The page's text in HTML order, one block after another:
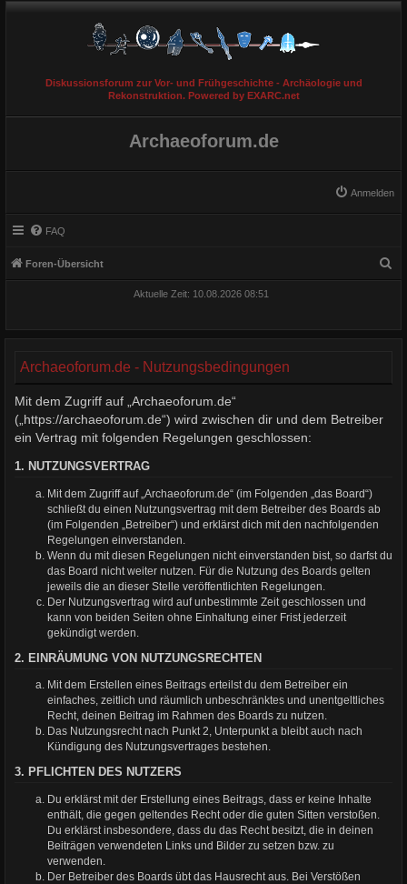
Diskussionsforum zur Vor- und Frühgeschichte - Archäologie und
Rekonstruktion. Powered by EXARC.net
Archaeoforum.de
Anmelden
FAQ
Foren-Übersicht
Aktuelle Zeit: 10.08.2026 08:51
Archaeoforum.de - Nutzungsbedingungen
Mit dem Zugriff auf „Archaeoforum.de“
(„https://archaeoforum.de“) wird zwischen dir und dem Betreiber
ein Vertrag mit folgenden Regelungen geschlossen:
1. NUTZUNGSVERTRAG
Mit dem Zugriff auf „Archaeoforum.de“ (im Folgenden „das Board“)
schließt du einen Nutzungsvertrag mit dem Betreiber des Boards ab
(im Folgenden „Betreiber“) und erklärst dich mit den nachfolgenden
Regelungen einverstanden.
Wenn du mit diesen Regelungen nicht einverstanden bist, so darfst du
das Board nicht weiter nutzen. Für die Nutzung des Boards gelten
jeweils die an dieser Stelle veröffentlichten Regelungen.
Der Nutzungsvertrag wird auf unbestimmte Zeit geschlossen und
kann von beiden Seiten ohne Einhaltung einer Frist jederzeit
gekündigt werden.
2. EINRÄUMUNG VON NUTZUNGSRECHTEN
Mit dem Erstellen eines Beitrags erteilst du dem Betreiber ein
einfaches, zeitlich und räumlich unbeschränktes und unentgeltliches
Recht, deinen Beitrag im Rahmen des Boards zu nutzen.
Das Nutzungsrecht nach Punkt 2, Unterpunkt a bleibt auch nach
Kündigung des Nutzungsvertrages bestehen.
3. PFLICHTEN DES NUTZERS
Du erklärst mit der Erstellung eines Beitrags, dass er keine Inhalte
enthält, die gegen geltendes Recht oder die guten Sitten verstoßen.
Du erklärst insbesondere, dass du das Recht besitzt, die in deinen
Beiträgen verwendeten Links und Bilder zu setzen bzw. zu
verwenden.
Der Betreiber des Boards übt das Hausrecht aus. Bei Verstößen